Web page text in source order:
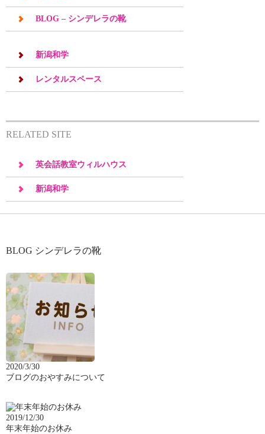
BLOG – シンデレラの靴
新潟和学
レンタルスペース
RELATED SITE
英会話教室ウィルハウス
新潟和学
BLOG シンデレラの靴
2020/3/30
ブログのおやすみについて
2019/12/30
年末年始のお休み